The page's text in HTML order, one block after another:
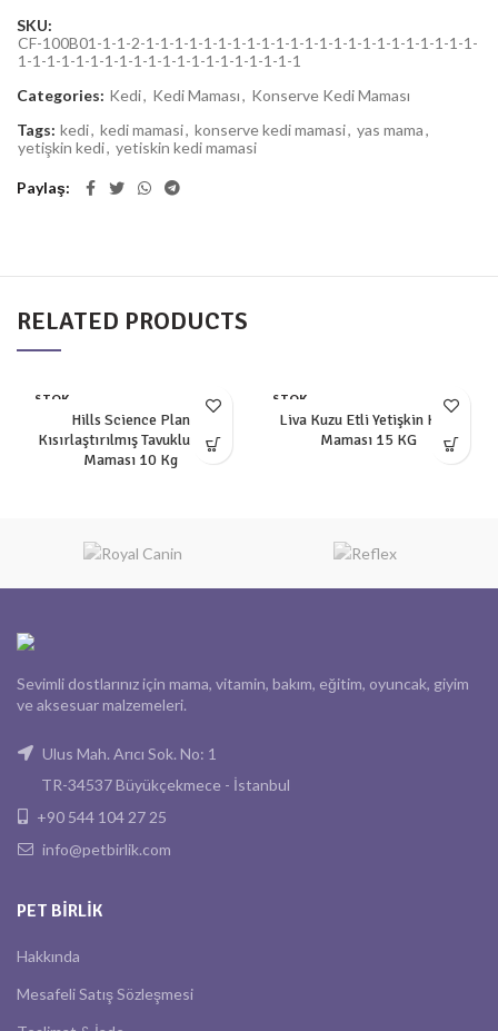
SKU:
CF-100B01-1-1-2-1-1-1-1-1-1-1-1-1-1-1-1-1-1-1-1-1-1-1-1-1-1-1-
1-1-1-1-1-1-1-1-1-1-1-1-1-1-1-1-1-1-1-1
Categories: Kedi, Kedi Maması, Konserve Kedi Maması
Tags: kedi, kedi mamasi, konserve kedi mamasi, yas mama,
yetişkin kedi, yetiskin kedi mamasi
Paylaş
RELATED PRODUCTS
STOK
Hills Science Plan
Kısırlaştırılmış Tavuklu Kedi
Maması 10 Kg
STOK
Liva Kuzu Etli Yetişkin Kedi
Maması 15 KG
Sevimli dostlarınız için mama, vitamin, bakım, eğitim, oyuncak, giyim
ve aksesuar malzemeleri.
Ulus Mah. Arıcı Sok. No: 1
TR-34537 Büyükçekmece - İstanbul
+90 544 104 27 25
info@petbirlik.com
PET BIRLIK
Hakkında
Mesafeli Satış Sözleşmesi